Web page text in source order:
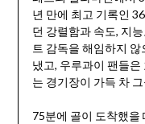
년 만에 최고 기록인
던 강렬함과 속도, 지
트 감독을 해임하지
냈고, 우루과이 팬들
는 경기장이 가득 차
75분에 골이 도착했을